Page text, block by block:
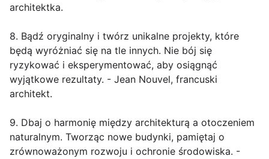
architektka.
8. Bądź oryginalny i twórz unikalne projekty, które
będą wyróżniać się na tle innych. Nie bój się
ryzykować i eksperymentować, aby osiągnąć
wyjątkowe rezultaty. - Jean Nouvel, francuski
architekt.
9. Dbaj o harmonię między architekturą a otoczeniem
naturalnym. Tworząc nowe budynki, pamiętaj o
zrównoważonym rozwoju i ochronie środowiska. -